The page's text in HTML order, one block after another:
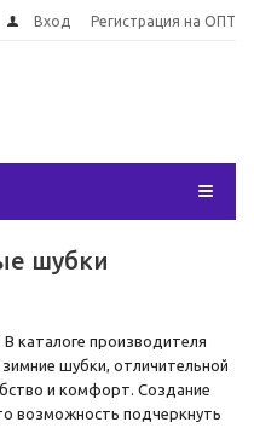
Вход Регистрация на ОПТ
шубки
каталоге производителя
шубки, отличительной
и комфорт. Создание
возможность подчеркнуть